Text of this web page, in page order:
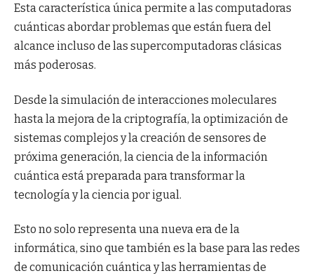
Esta característica única permite a las computadoras
cuánticas abordar problemas que están fuera del
alcance incluso de las supercomputadoras clásicas
más poderosas.
Desde la simulación de interacciones moleculares
hasta la mejora de la criptografía, la optimización de
sistemas complejos y la creación de sensores de
próxima generación, la ciencia de la información
cuántica está preparada para transformar la
tecnología y la ciencia por igual.
Esto no solo representa una nueva era de la
informática, sino que también es la base para las redes
de comunicación cuántica y las herramientas de